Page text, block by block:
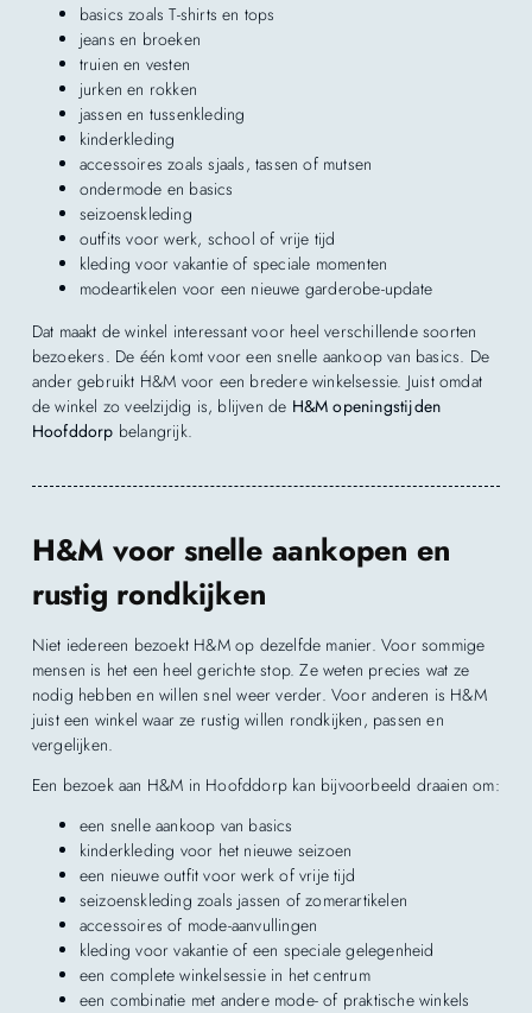
basics zoals T-shirts en tops
jeans en broeken
truien en vesten
jurken en rokken
jassen en tussenkleding
kinderkleding
accessoires zoals sjaals, tassen of mutsen
ondermode en basics
seizoenskleding
outfits voor werk, school of vrije tijd
kleding voor vakantie of speciale momenten
modeartikelen voor een nieuwe garderobe-update
Dat maakt de winkel interessant voor heel verschillende soorten
bezoekers. De één komt voor een snelle aankoop van basics. De
ander gebruikt H&M voor een bredere winkelsessie. Juist omdat
de winkel zo veelzijdig is, blijven de H&M openingstijden
Hoofddorp belangrijk.
H&M voor snelle aankopen en
rustig rondkijken
Niet iedereen bezoekt H&M op dezelfde manier. Voor sommige
mensen is het een heel gerichte stop. Ze weten precies wat ze
nodig hebben en willen snel weer verder. Voor anderen is H&M
juist een winkel waar ze rustig willen rondkijken, passen en
vergelijken.
Een bezoek aan H&M in Hoofddorp kan bijvoorbeeld draaien om:
een snelle aankoop van basics
kinderkleding voor het nieuwe seizoen
een nieuwe outfit voor werk of vrije tijd
seizoenskleding zoals jassen of zomerartikelen
accessoires of mode-aanvullingen
kleding voor vakantie of een speciale gelegenheid
een complete winkelsessie in het centrum
een combinatie met andere mode- of praktische winkels